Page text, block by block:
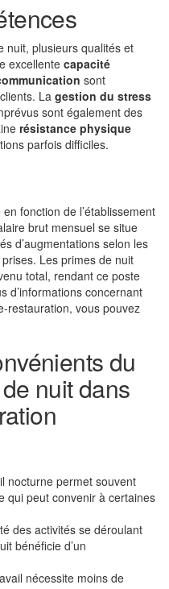
nuit, plusieurs qualités et
excellente capacité
sont
La gestion du stress
sont également des
résistance physique
parfois difficiles.
fonction de l’établissement
brut mensuel se situe
d’augmentations selon les
Les primes de nuit
total, rendant ce poste
d’informations concernant
restauration, vous pouvez
du
nuit dans
nocturne permet souvent
qui peut convenir à certaines
des activités se déroulant
bénéficie d’un
nécessite moins de